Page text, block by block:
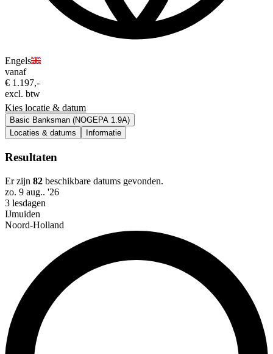
Engels
vanaf
€ 1.197,-
excl. btw
Kies locatie & datum
Basic Banksman (NOGEPA 1.9A)
Locaties & datums
Informatie
Resultaten
Er zijn 82 beschikbare datums gevonden.
zo. 9 aug.. '26
3 lesdagen
IJmuiden
Noord-Holland